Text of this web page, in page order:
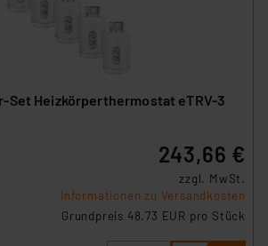
Set Heizkörperthermostat eTRV-3
243,66 €
zzgl. MwSt.
Informationen zu Versandkosten
Grundpreis 48.73 EUR pro Stück